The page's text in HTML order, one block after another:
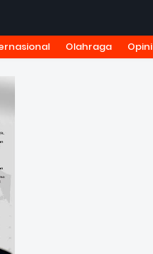
KODE ETIK JURNALISTIK
Olahraga Opini